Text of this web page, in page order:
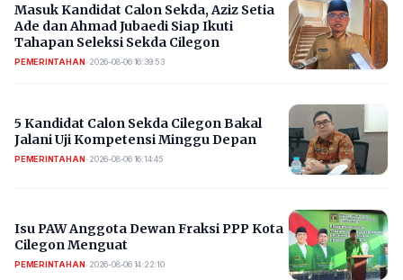
Masuk Kandidat Calon Sekda, Aziz Setia
Ade dan Ahmad Jubaedi Siap Ikuti
Tahapan Seleksi Sekda Cilegon
PEMERINTAHAN• 2026-08-06 16:39:53
5 Kandidat Calon Sekda Cilegon Bakal
Jalani Uji Kompetensi Minggu Depan
PEMERINTAHAN• 2026-08-06 16:14:45
Isu PAW Anggota Dewan Fraksi PPP Kota
Cilegon Menguat
PEMERINTAHAN• 2026-08-06 14:22:10